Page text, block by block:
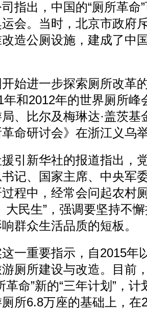
指出，中国的“厕所革命
会。当时，北京市政府
造公厕设施，建成了中
始进一步探索厕所改革
年和2012年的世界厕所峰
、比尔及梅琳达·盖茨基
革命研讨会》在浙江义乌
引新华社的报道指出，
记、国家主席、中央军
程中，经常会问起农村
大民生”，强调要坚持不
群众生活品质的短板。
一重要指示，自2015年
厕所建设与改造。目前
革命”新的“三年计划”，
所6.8万座的基础上，在